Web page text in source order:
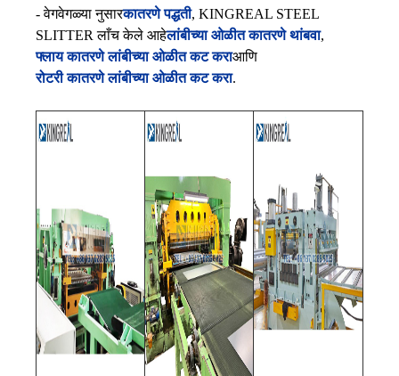
- वेगवेगळ्या नुसारकातरणे पद्धती, KINGREAL STEEL
SLITTER लाँच केले आहेलांबीच्या ओळीत कातरणे थांबवा,
फ्लाय कातरणे लांबीच्या ओळीत कट कराआणि
रोटरी कातरणे लांबीच्या ओळीत कट करा.